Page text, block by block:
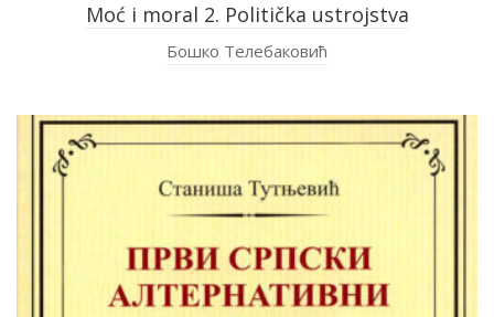
Moć i moral 2. Politička ustrojstva
Бошко Телебаковић